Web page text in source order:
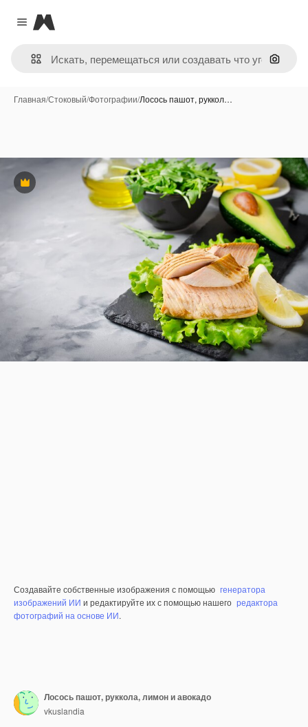
Close menu
Magnific
Поиск
Главная/Стоковый/Фотографии/Лосось пашот, руккол…
Премиум
Создавайте собственные изображения с помощью генератора
изображений ИИ и редактируйте их с помощью нашего редактора
фотографий на основе ИИ.
Лосось пашот, руккола, лимон и авокадо
vkuslandia